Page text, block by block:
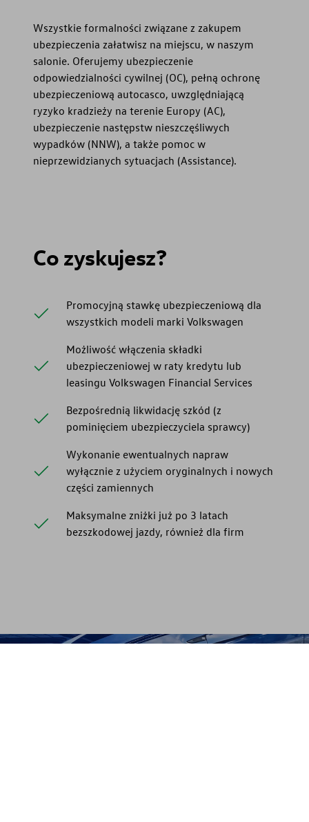
Wszystkie formalności związane z zakupem
ubezpieczenia załatwisz na miejscu, w naszym
salonie. Oferujemy ubezpieczenie
odpowiedzialności cywilnej (OC), pełną ochronę
ubezpieczeniową autocasco, uwzględniającą
ryzyko kradzieży na terenie Europy (AC),
ubezpieczenie następstw nieszczęśliwych
wypadków (NNW), a także pomoc w
nieprzewidzianych sytuacjach (Assistance).
Co zyskujesz?
Promocyjną stawkę ubezpieczeniową dla
wszystkich modeli marki Volkswagen
Możliwość włączenia składki
ubezpieczeniowej w raty kredytu lub
leasingu Volkswagen Financial Services
Bezpośrednią likwidację szkód (z
pominięciem ubezpieczyciela sprawcy)
Wykonanie ewentualnych napraw
wyłącznie z użyciem oryginalnych i nowych
części zamiennych
Maksymalne zniżki już po 3 latach
bezszkodowej jazdy, również dla firm